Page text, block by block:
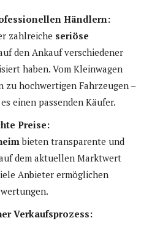
Händlern:
zahlreiche seriöse
den Ankauf verschiedener
haben. Vom Kleinwagen
zu hochwertigen Fahrzeugen –
einen passenden Käufer.
Preise:
bieten transparente und
dem aktuellen Marktwert
Anbieter ermöglichen
Verkaufsprozess: